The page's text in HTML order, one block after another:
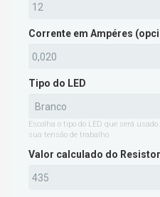
Corrente em Ampéres
Tipo do LED
Escolha o tipo do LED que será
sua tensão de trabalho
Valor calculado do